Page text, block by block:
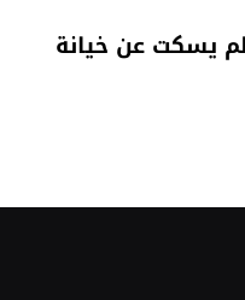
يسكت عن خيانة